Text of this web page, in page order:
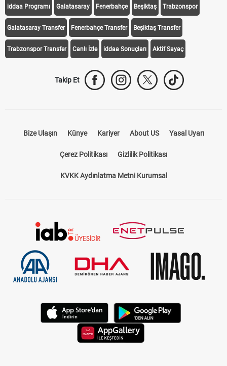
iddaa Programı Galatasaray Fenerbahçe Beşiktaş Trabzonspor
Galatasaray Transfer Fenerbahçe Transfer Beşiktaş Transfer
Trabzonspor Transfer Canlı İzle iddaa Sonuçları Aktif Sayaç
Takip Et
Bize Ulaşın Künye Kariyer About US Yasal Uyarı
Çerez Politikası Gizlilik Politikası
KVKK Aydınlatma Metni Kurumsal